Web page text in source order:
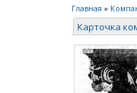
Главная »
Карточка